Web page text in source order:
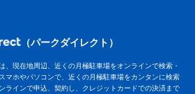
（パークダイレクト）
、現在地周辺、近くの月極駐車場をオンラインで検索・
マホやパソコンで、近くの月極駐車場をカンタンに検索
ラインで申込、契約し、クレジットカードでの決済まで